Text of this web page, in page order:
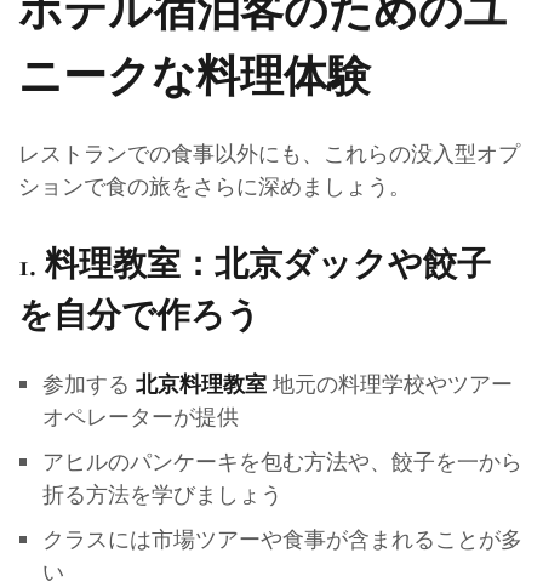
ホテル宿泊客のためのユ
ニークな料理体験
レストランでの食事以外にも、これらの没入型オプ
ションで食の旅をさらに深めましょう。
1. 料理教室：北京ダックや餃子
を自分で作ろう
参加する 北京料理教室地元の料理学校やツアー
オペレーターが提供
アヒルのパンケーキを包む方法や、餃子を一から
折る方法を学びましょう
クラスには市場ツアーや食事が含まれることが多
い